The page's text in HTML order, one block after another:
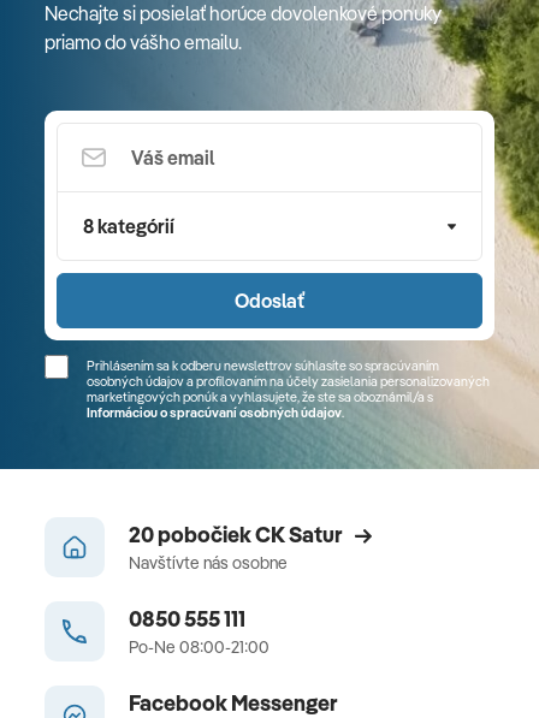
Nechajte si posielať horúce dovolenkové ponuky
priamo do vášho emailu.
8 kategórií
Odoslať
Prihlásením sa k odberu newslettrov súhlasíte so spracúvaním
osobných údajov a profilovaním na účely zasielania personalizovaných
marketingových ponúk a vyhlasujete, že ste sa oboznámil/a s
Informáciou o spracúvaní osobných údajov.
20 pobočiek CK Satur
Navštívte nás osobne
0850 555 111
Po-Ne 08:00-21:00
Facebook Messenger